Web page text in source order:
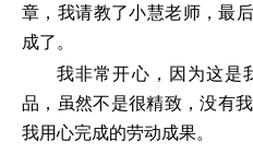
章，我请教了小慧老师，最
成了。
我非常开心，因为这是
品，虽然不是很精致，没有
我用心完成的劳动成果。